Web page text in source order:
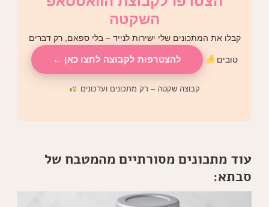
השקטה
קבלו את המתכונים שלי ישירות לנייד – בלי ספאם, רק דברים
טובים להצטרפות לקבוצה לחצו כאן ←
קבוצה שקטה – רק מתכונים ועדכונים
עוד מתכונים מסורתיים מהמטבח של
סבתא: